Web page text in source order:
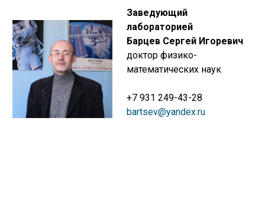
Заведующий
лабораторией
Барцев Сергей Игоревич
доктор физико-
математических наук
+7 931 249-43-28
bartsev@yandex.ru